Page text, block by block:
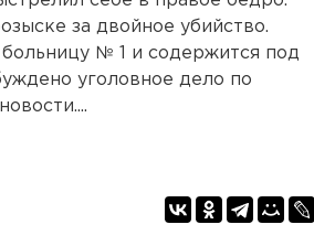
за двойное убийство.
№ 1 и содержится под
уголовное дело по